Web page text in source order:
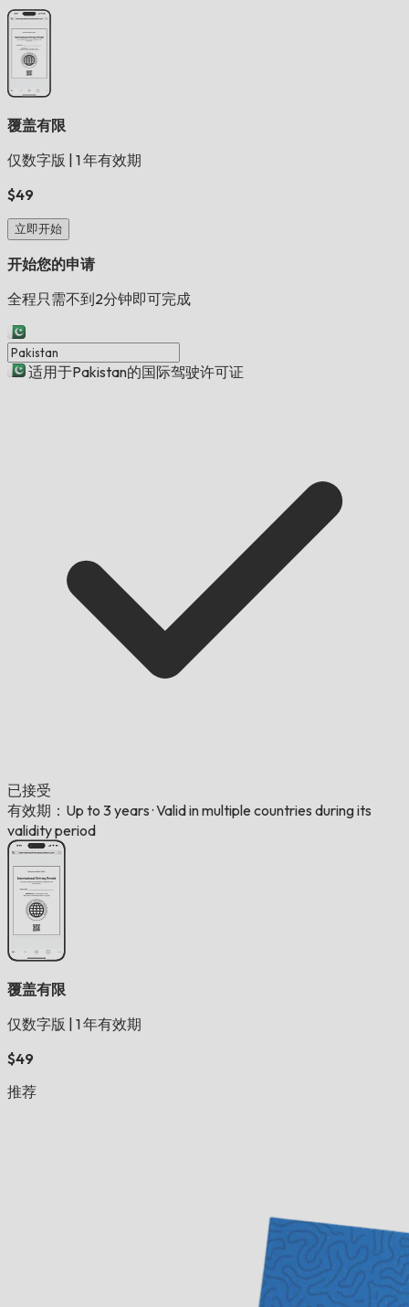
覆盖有限
仅数字版
1 年有效期
$49
立即开始
开始您的申请
全程只需不到2分钟即可完成
适用于Pakistan的国际驾驶许可证
已接受
有效期：Up to 3 years ·Valid in multiple countries during its
validity period
覆盖有限
仅数字版
1 年有效期
$49
推荐